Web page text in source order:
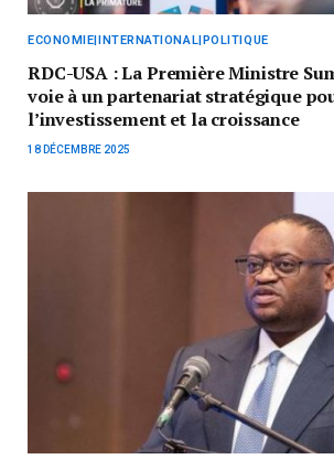
ECONOMIE|INTERNATIONAL|POLITIQUE
RDC-USA : La Première Ministre
voie à un partenariat stratégique
l’investissement et la croissance
18 DÉCEMBRE 2025